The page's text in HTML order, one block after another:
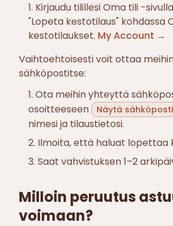
Kirjaudu tilillesi Oma tili -
"Lopeta kestotilaus" kohdassa
kestotilaukset. My Account →
Vaihtoehtoisesti voit ottaa
sähköpostitse:
Ota meihin yhteyttä
osoitteeseen
Näytä
nimesi ja tilaustietosi.
Ilmoita, että haluat lopettaa
Saat vahvistuksen 1–2
Milloin peruutus
voimaan?